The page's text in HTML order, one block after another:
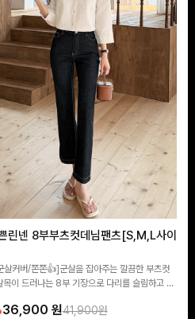
린넨 8부부츠컷데님팬츠[S,M,L사이
살커버/쫀쫀👍]군살을 잡아주는 깔끔한 부츠컷
목이 드러나는 8부 기장으로 다리를 슬림하고 길
36,900 원41,900원